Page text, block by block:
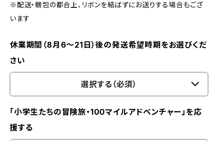
※配送・梱包の都合上、リボンを結ばずにお送りする場合もござ
います
休業期間（8月6〜21日）後の発送希望時期をお選びくだ
さい
選択する（必須）
「小学生たちの冒険旅・100マイルアドベンチャー」を応
援する